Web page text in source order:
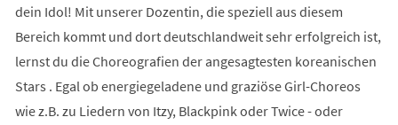
dein Idol! Mit unserer Dozentin, die speziell aus diesem
Bereich kommt und dort deutschlandweit sehr erfolgreich ist,
lernst du die Choreografien der angesagtesten koreanischen
Stars . Egal ob energiegeladene und graziöse Girl-Choreos
wie z.B. zu Liedern von Itzy, Blackpink oder Twice - oder